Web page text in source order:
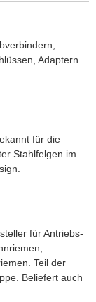
Adaptern
für die
Stahlfelgen im
für Antriebs-
Teil der
Beliefert auch